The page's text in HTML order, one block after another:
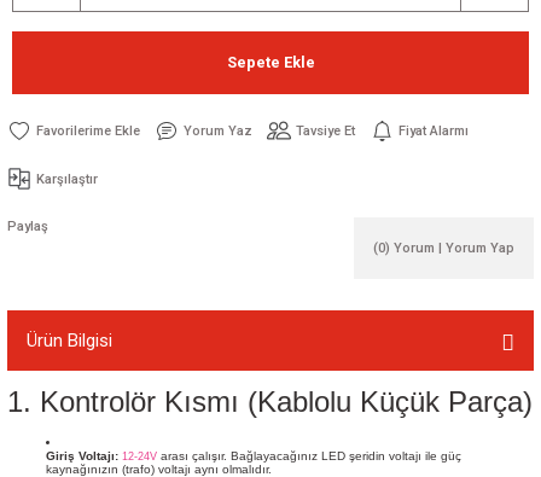
Sepete Ekle
Yorum Yaz Tavsiye Et Fiyat Alarmı
Karşılaştır
Paylaş
(0) Yorum | Yorum Yap
Ürün Bilgisi
1. Kontrolör Kısmı (Kablolu Küçük Parça)
Giriş Voltajı: 12-24V arası çalışır. Bağlayacağınız LED şeridin voltajı ile güç
kaynağınızın (trafo) voltajı aynı olmalıdır.